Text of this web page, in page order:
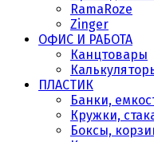
RamaRoze
Zinger
ОФИС И РАБОТА
Канцтовары
ПЛАСТИК
Банки,
Кружки,
Боксы,